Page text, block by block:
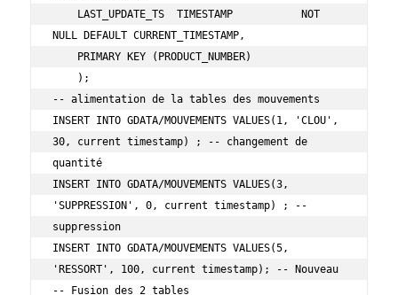
NULL DEFAULT CURRENT_TIMESTAMP,
-- alimentation de la tables des mouvements
INSERT INTO GDATA/MOUVEMENTS VALUES(1, 'CLOU',
30, current timestamp) ; -- changement de
quantité
INSERT INTO GDATA/MOUVEMENTS VALUES(3,
'SUPPRESSION', 0, current timestamp) ; --
suppression
INSERT INTO GDATA/MOUVEMENTS VALUES(5,
'RESSORT', 100, current timestamp); -- Nouveau
-- Fusion des 2 tables